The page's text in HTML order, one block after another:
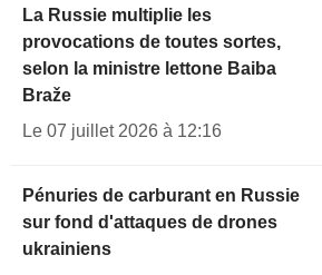
La Russie multiplie les
provocations de toutes sortes,
selon la ministre lettone Baiba
Braže
Le 07 juillet 2026 à 12:16
Pénuries de carburant en Russie
sur fond d'attaques de drones
ukrainiens